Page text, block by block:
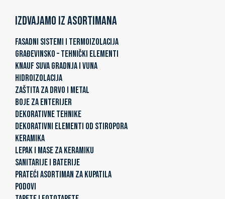
Izdvajamo iz asortimana
FASADNI SISTEMI I TERMOIZOLACIJA
GRAĐEVINSKO – TEHNIČKI ELEMENTI
KNAUF SUVA GRADNJA I VUNA
HIDROIZOLACIJA
ZAŠTITA ZA DRVO I METAL
BOJE ZA ENTERIJER
DEKORATIVNE TEHNIKE
DEKORATIVNI ELEMENTI OD STIROPORA
KERAMIKA
LEPAK I MASE ZA KERAMIKU
SANITARIJE I BATERIJE
PRATEĆI ASORTIMAN ZA KUPATILA
PODOVI